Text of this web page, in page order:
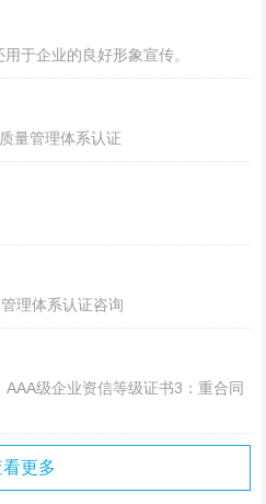
于企业的良好形象宣传。
量管理体系认证
理体系认证咨询
级企业资信等级证书3：重合同
更多